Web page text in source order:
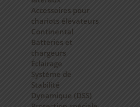
Accessoires pour
chariots élévateurs
Continental
Batteries et
chargeurs
Éclairage
Système de
Stabilité
Dynamique (DSS)